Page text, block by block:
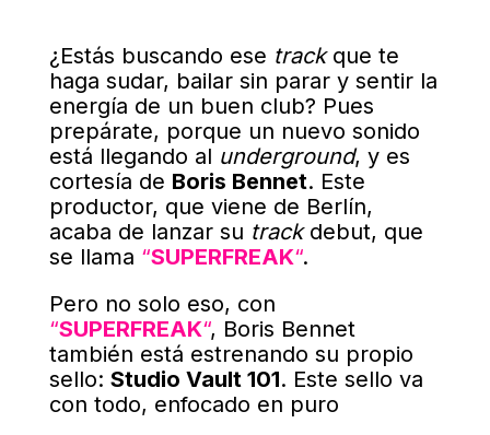
¿Estás buscando ese trackque te
haga sudar, bailar sin parar y sentir la
energía de un buen club? Pues
prepárate, porque un nuevo sonido
está llegando al underground, y es
cortesía de Boris Bennet. Este
productor, que viene de Berlín,
acaba de lanzar su trackdebut, que
se llama “SUPERFREAK“.
Pero no solo eso, con
“SUPERFREAK“, Boris Bennet
también está estrenando su propio
sello: Studio Vault 101. Este sello va
con todo, enfocado en puro